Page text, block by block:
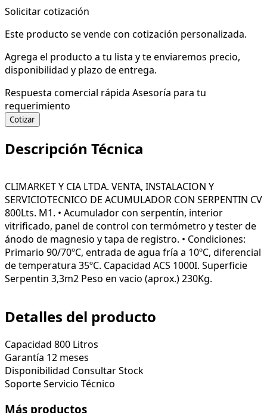
Solicitar cotización
Este producto se vende con cotización personalizada.
Agrega el producto a tu lista y te enviaremos precio,
disponibilidad y plazo de entrega.
Respuesta comercial rápida Asesoría para tu
requerimiento
Cotizar
Descripción Técnica
CLIMARKET Y CIA LTDA. VENTA, INSTALACION Y
SERVICIOTECNICO DE ACUMULADOR CON SERPENTIN CV
800Lts. M1. • Acumulador con serpentín, interior
vitrificado, panel de control con termómetro y tester de
ánodo de magnesio y tapa de registro. • Condiciones:
Primario 90/70ºC, entrada de agua fría a 10ºC, diferencial
de temperatura 35ºC. Capacidad ACS 1000I. Superficie
Serpentin 3,3m2 Peso en vacio (aprox.) 230Kg.
Detalles del producto
Capacidad 800 Litros
Garantía 12 meses
Disponibilidad Consultar Stock
SoporteServicio Técnico
Más productos